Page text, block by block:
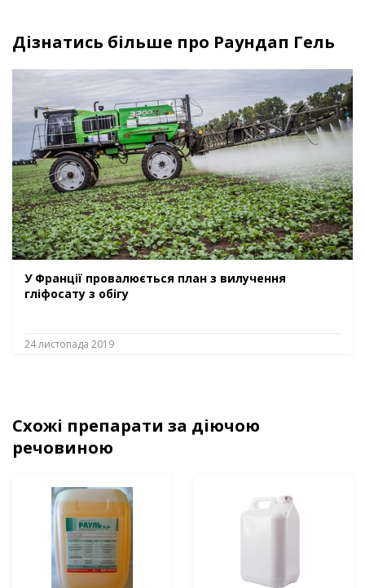
Дізнатись більше про Раундап Гель
У Франції провалюється план з вилучення
гліфосату з обігу
24 листопада 2019
Схожі препарати за діючою
речовиною